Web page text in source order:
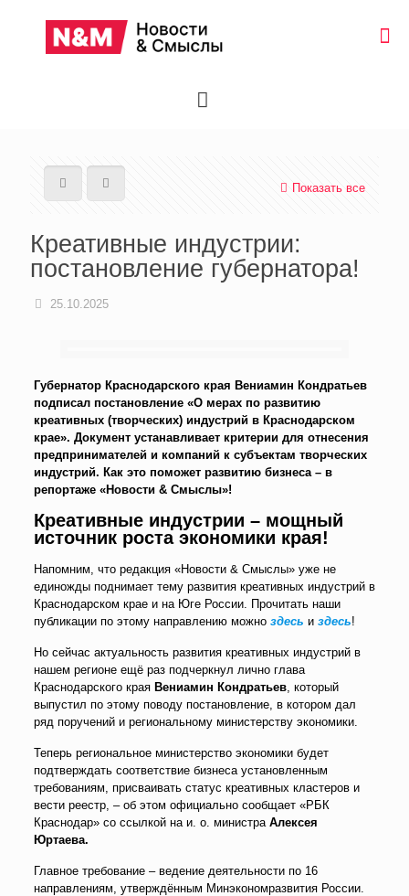
Показать все
Креативные индустрии:
постановление губернатора!
25.10.2025
Губернатор Краснодарского края Вениамин Кондратьев
подписал постановление «О мерах по развитию
креативных (творческих) индустрий в Краснодарском
крае». Документ устанавливает критерии для отнесения
предпринимателей и компаний к субъектам творческих
индустрий. Как это поможет развитию бизнеса – в
репортаже «Новости & Смыслы»!
Креативные индустрии – мощный
источник роста экономики края!
Напомним, что редакция «Новости & Смыслы» уже не
единожды поднимает тему развития креативных индустрий в
Краснодарском крае и на Юге России. Прочитать наши
публикации по этому направлению можно здесь и здесь!
Но сейчас актуальность развития креативных индустрий в
нашем регионе ещё раз подчеркнул лично глава
Краснодарского края Вениамин Кондратьев, который
выпустил по этому поводу постановление, в котором дал
ряд поручений и региональному министерству экономики.
Теперь региональное министерство экономики будет
подтверждать соответствие бизнеса установленным
требованиям, присваивать статус креативных кластеров и
вести реестр, – об этом официально сообщает «РБК
Краснодар» со ссылкой на и. о. министра Алексея
Юртаева.
Главное требование – ведение деятельности по 16
направлениям, утверждённым Минэкономразвития России.